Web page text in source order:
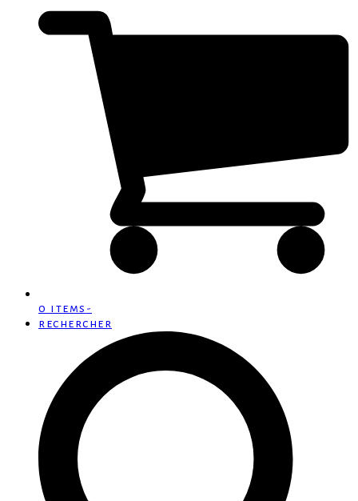
0 items -
rechercher